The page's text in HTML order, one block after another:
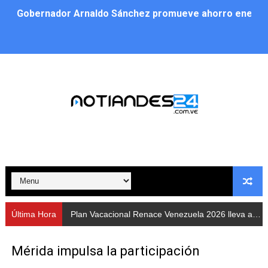
Gobernador Arnaldo Sánchez promueve ahorro
Cuerpos de Seguridad activaron operativos
Alcaldía de Libertador impulsa el Plan Ofensiva
Cidata y el Observatorio Astronómico Nacional de
Concejo Municipal de Zea celebra distinción de
CIEPROL-ULA distingue al municipio Zea como
Última Hora Plan Vacacional Renace Venezuela 2026 lleva actividades recreativas a Los Guaimaros
Mérida impulsa la participación